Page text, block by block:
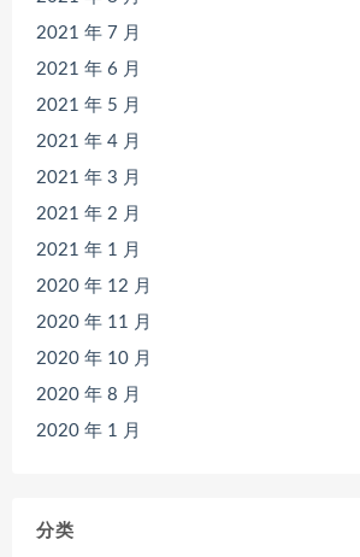
2021 年 7 月
2021 年 6 月
2021 年 5 月
2021 年 4 月
2021 年 3 月
2021 年 2 月
2021 年 1 月
2020 年 12 月
2020 年 11 月
2020 年 10 月
2020 年 8 月
2020 年 1 月
分类